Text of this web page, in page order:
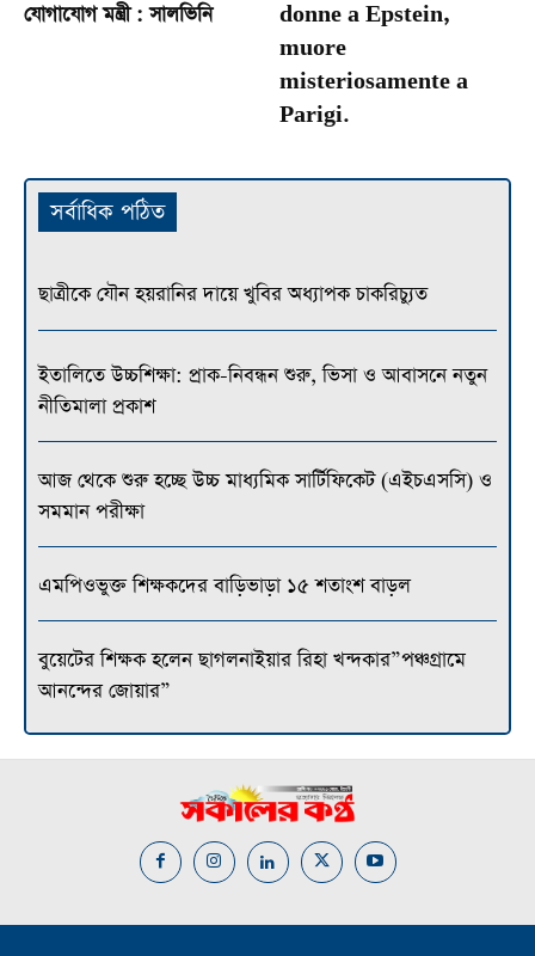
যোগাযোগ মন্ত্রী : সালভিনি
donne a Epstein,
muore
misteriosamente a
Parigi.
সর্বাধিক পঠিত
ছাত্রীকে যৌন হয়রানির দায়ে খুবির অধ্যাপক চাকরিচ্যুত
ইতালিতে উচ্চশিক্ষা: প্রাক-নিবন্ধন শুরু, ভিসা ও আবাসনে নতুন
নীতিমালা প্রকাশ
আজ থেকে শুরু হচ্ছে উচ্চ মাধ্যমিক সার্টিফিকেট (এইচএসসি) ও
সমমান পরীক্ষা
এমপিওভুক্ত শিক্ষকদের বাড়িভাড়া ১৫ শতাংশ বাড়ল
বুয়েটের শিক্ষক হলেন ছাগলনাইয়ার রিহা খন্দকার”পঞ্চগ্রামে
আনন্দের জোয়ার”